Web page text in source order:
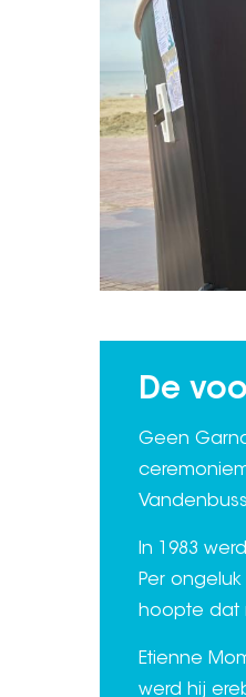
De
Geen
In 1983
Per
hoopte dat
Etienne
werd hij